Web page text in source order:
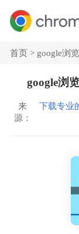
首页 > google浏
google浏
来
源：
下载专业